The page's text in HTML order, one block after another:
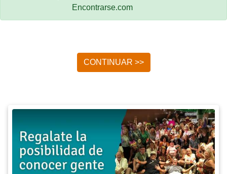
Encontrarse.com
CONTINUAR >>